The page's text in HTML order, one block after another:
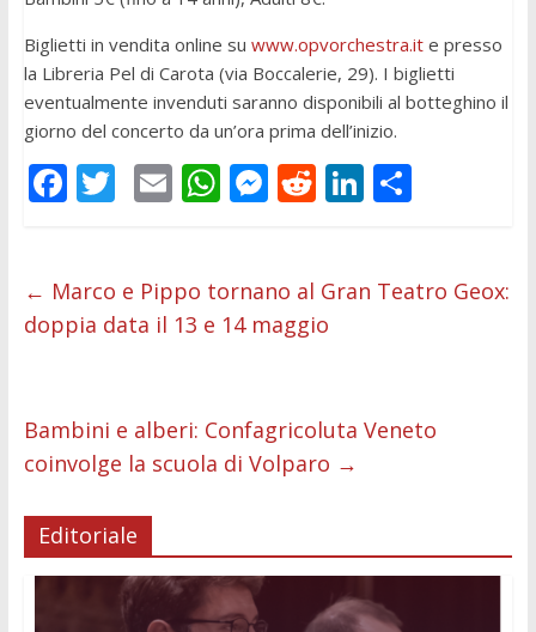
Biglietti in vendita online su www.opvorchestra.ite presso
la Libreria Pel di Carota (via Boccalerie, 29). I biglietti
eventualmente invenduti saranno disponibili al botteghino il
giorno del concerto da un’ora prima dell’inizio.
F
b
o
k
T
er
E
l
W
s
A
p
M
e
n
er
R
di
t
Li
e
C
di
← Marco e Pippo tornano al Gran Teatro Geox:
doppia data il 13 e 14 maggio
Bambini e alberi: Confagricoluta Veneto
coinvolge la scuola di Volparo →
Editoriale